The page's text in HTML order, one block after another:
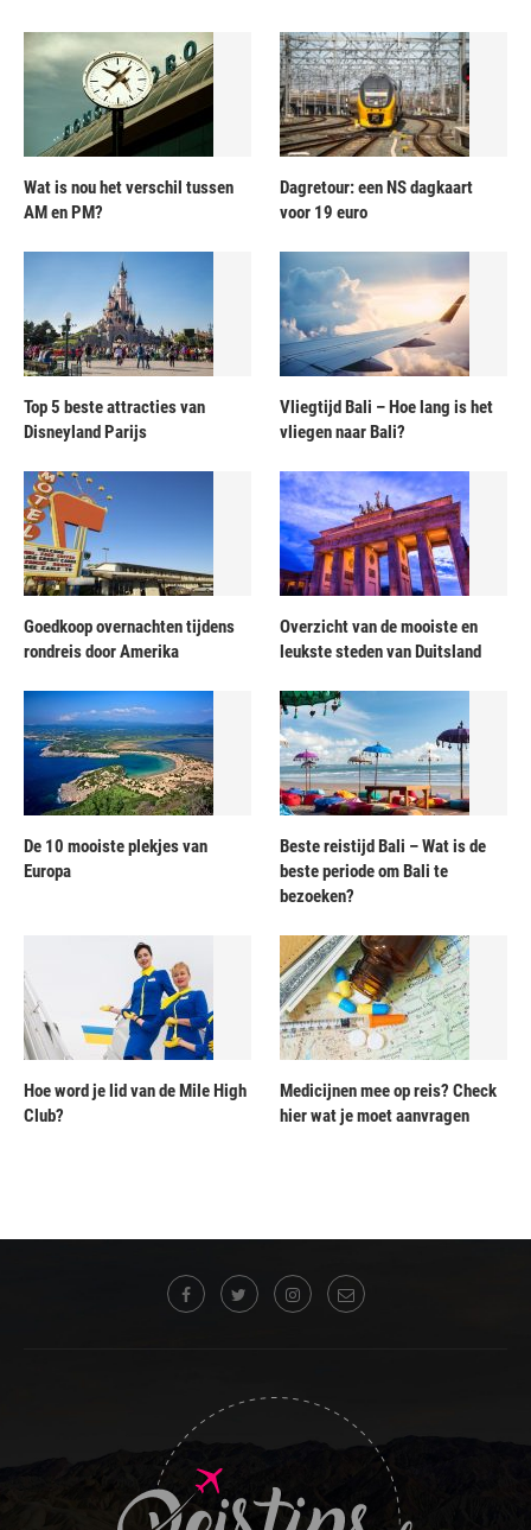
Wat is nou het verschil tussen
AM en PM?
Dagretour: een NS dagkaart
voor 19 euro
Top 5 beste attracties van
Disneyland Parijs
Vliegtijd Bali – Hoe lang is het
vliegen naar Bali?
Goedkoop overnachten tijdens
rondreis door Amerika
Overzicht van de mooiste en
leukste steden van Duitsland
De 10 mooiste plekjes van
Europa
Beste reistijd Bali – Wat is de
beste periode om Bali te
bezoeken?
Hoe word je lid van de Mile High
Club?
Medicijnen mee op reis? Check
hier wat je moet aanvragen